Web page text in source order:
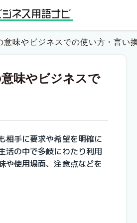
意味やビジネスでの使い方・言い
味やビジネスで
相手に要求や希望を明確に
活の中で多岐にわたり利用
や使用場面、注意点などを